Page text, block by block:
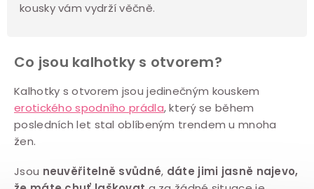
kousky vám vydrží věčně.
Co jsou kalhotky s otvorem?
Kalhotky s otvorem jsou jedinečným kouskem
erotického spodního prádla, který se během
posledních let stal oblíbeným trendem u mnoha
žen.
Jsou neuvěřitelně svůdné, dáte jimi jasně najevo,